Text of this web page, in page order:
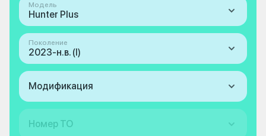
Модель
Hunter Plus
Поколение
2023-н.в. (I)
Модификация
Номер ТО